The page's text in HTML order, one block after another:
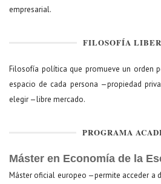
empresarial.
FILOSOFÍA
Filosofía política que promueve un orden
espacio de cada persona —propiedad
elegir —libre mercado.
PROGRAMA
Máster en Economía de la
Máster oficial europeo —permite acceder a